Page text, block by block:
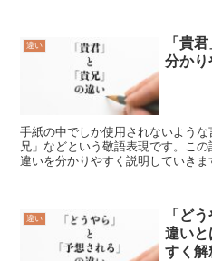
違い
「貴
分かり
手紙の中でしか使用されないよう
兄」などという敬語表現です。こ
違いを分かりやすく説明していき
違い
「ど
違いと
すく解